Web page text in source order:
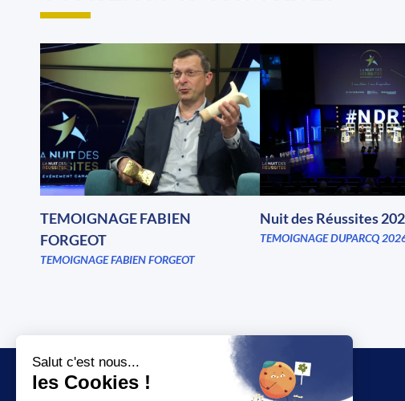
TEMOIGNAGE FABIEN
FORGEOT
TEMOIGNAGE FABIEN FORGEOT
Nuit des Réussites
TEMOIGNAGE DUPARCQ
JT